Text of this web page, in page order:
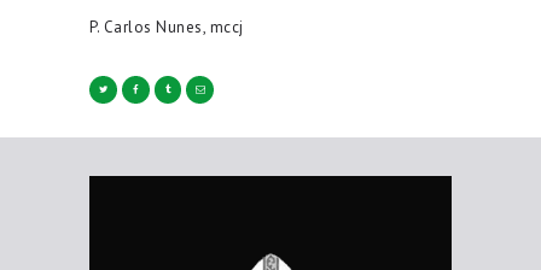
P. Carlos Nunes, mccj